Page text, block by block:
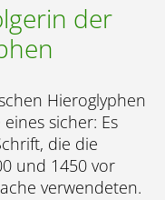
der
Hieroglyphen
sicher: Es
die die
und 1450 vor
verwendeten.